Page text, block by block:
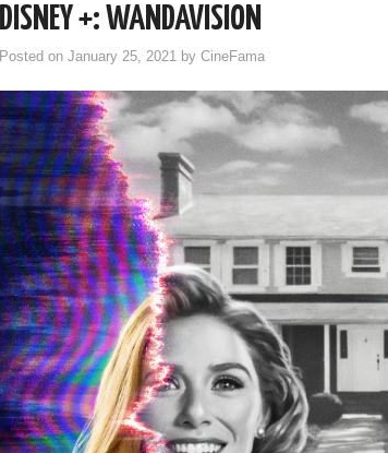
DISNEY +: WANDAVISION
Posted on January 25, 2021 by CineFama